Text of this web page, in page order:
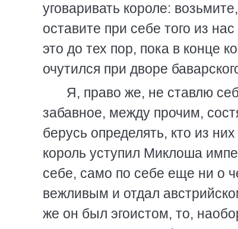
уговаривать короле:
оставите при себе того из
это до тех пор, пока в конце
очутился при дворе
Я, право же, не ставлю
забавное, между прочим,
берусь определять, кто из
король уступил Миклоша
себе, само по себе еще ни о
вежливым и отдал
же он был эгоистом, то,